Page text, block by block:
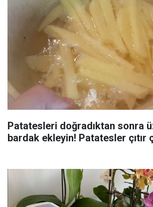
Patatesleri doğradıktan sonra
bardak ekleyin! Patatesler çıtır